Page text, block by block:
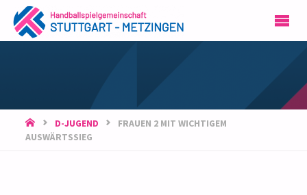
STARTD-JUGEND
FRAUEN 2 MIT WICHTIGEM
AUSWÄRTSSIEG